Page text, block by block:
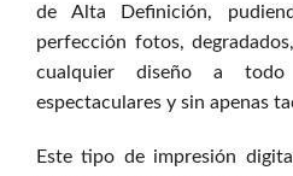
de Alta Definición,
perfección fotos,
cualquier diseño a
espectaculares y sin apenas
Este tipo de impresión